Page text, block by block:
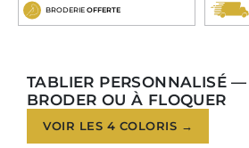
BRODERIE OFFERTE
TABLIER PERSONNALISÉ
BRODER OU À FLOQUER
VOIR LES 4 COLORIS →